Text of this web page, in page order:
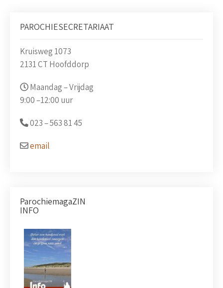
PAROCHIESECRETARIAAT
Kruisweg 1073
2131 CT Hoofddorp
Maandag – Vrijdag
9:00 –12:00 uur
023 –563 81 45
email
ParochiemagaZIN
INFO